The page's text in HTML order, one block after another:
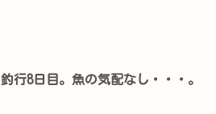
釣行8日目。魚の気配なし・・・。